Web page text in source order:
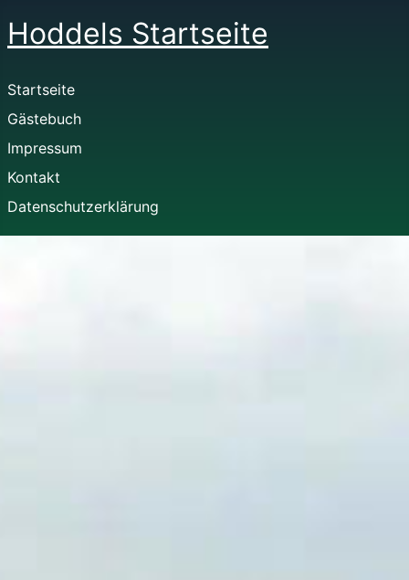
Hoddels Startseite
Startseite
Gästebuch
Impressum
Kontakt
Datenschutzerklärung